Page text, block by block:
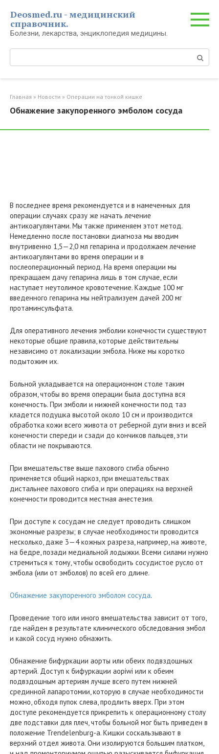
контенту
Deosmed.ru - медицинский
справочник.
Болезни, лекарства, энциклопедия медицины.
Главная » Новости » Операции на тонкой кишке
Обнажение закупоренного эмболом сосуда
В последнее время рекомендуется и в намеченных для
операции случаях сразу же начать лечение
антикоагулянтами. Мы также применяем этот метод.
Немедленно после постановки диагноза мы вводим
внутривенно 1,5—2,0 мл гепарина и продолжаем лечение
антикоагулянтами во время операции и в
послеоперационный период. На время операции мы
прекращаем дачу гепарина лишь в том случае, если
наступает неутолимое кровотечение. Каждые 100 мг
введенного гепарина мы нейтрализуем дачей 200 мг
протаминсульфата.
Для оперативного лечения эмболии конечности существуют
некоторые общие правила, которые действительны
независимо от локализации эмбола. Ниже мы коротко
подытожим их.
Больной укладывается на операционном столе таким
образом, чтобы во время операции была доступна вся
конечность. При эмболи и нижней конечности под таз
кладется подушка высотой около 10 см и производится
обработка кожи всего живота от реберной дуги вниз и всей
конечности спереди и сзади до кончиков пальцев, эти
области не покрываются.
При вмешательстве выше пахового сгиба обычно
применяется общий наркоз, при вмешательствах
дистальнее пахового сгиба и при операциях на верхней
конечности проводится местная анестезия.
При доступе к сосудам не следует проводить слишком
экономные разрезы; в случае необходимости проводится
несколько, даже 3—4 кожных разреза, например, на животе,
на бедре, позади медиальной лодыжки. Всеми силами нужно
стремиться к тому, чтобы освободить сосудистое русло от
эмбола (или от эмболов) по всей его длине.
Обнажение закупоренного эмболом сосуда.
Проведение того или иного вмешательства зависит от того,
где найден в результате клинического обследования эмбол
и какой сосуд нужно обнажить.
Обнажение бифуркации аорты или обеих подвздошных
артерий. Доступ к бифуркации aopiwi или к обеим
подвздошным артериям лучше всего путем нижней
срединной лапаротомии, которую в случае необходимости
можно, обходя пупок слева, продлить вверх. При этом
доступе рекомендуется прикрепить к операционному столу
две подставки для плеч, чтобы больной мог быть приведен в
положение Trendelenburg-a. Кишки соскальзывают в
верхний отдел живота. Они изолируются большим платком,